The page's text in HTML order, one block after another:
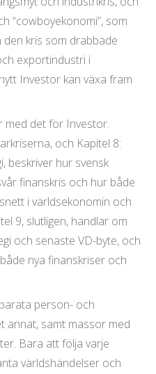
“cowboyekonomi”, som
kris som drabbade
exportindustri i
Investor kan växa fram
med det för Investor.
och Kapitel 8:
beskriver hur svensk
finanskris och hur både
i världsekonomin och
9, slutligen, handlar om
och senaste VD-byte, och
nya finanskriser och
person- och
annat, samt massor med
Bara att följa varje
världshändelser och